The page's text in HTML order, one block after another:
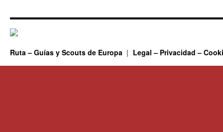
Ruta – Guías y Scouts de Europa Legal – Privacidad –